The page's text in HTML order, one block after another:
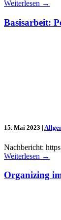
Weiterlesen →
Basisarbeit:
15. Mai 2023 |
Nachbericht:
Weiterlesen →
Organizing